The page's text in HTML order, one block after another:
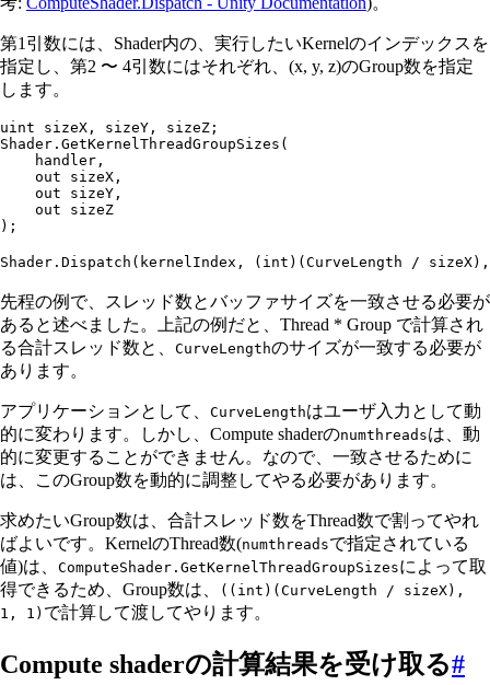
第1引数には、Shader内の、実行したいKernelのインデックスを
指定し、第2 〜 4引数にはそれぞれ、(x, y, z)のGroup数を指定
します。
uint sizeX , sizeY ,
sizeZ;
Shader . GetKernelThreadGroupSizes (
    handler
,
    out
sizeX ,
    out
sizeY ,
    out
sizeZ
);
Shader . Dispatch (kernelIndex , ( int )(CurveLength / sizeX) ,
先程の例で、スレッド数とバッファサイズを一致させる必要が
あると述べました。上記の例だと、Thread * Group で計算され
る合計スレッド数と、 CurveLengthのサイズが一致する必要が
あります。
アプリケーションとして、 CurveLengthはユーザ入力として動
的に変わります。しかし、Compute shaderのnumthreadsは、動
的に変更することができません。なので、一致させるために
は、このGroup数を動的に調整してやる必要があります。
求めたいGroup数は、合計スレッド数をThread数で割ってやれ
ばよいです。KernelのThread数(numthreadsで指定されている
値)は、 ComputeShader.GetKernelThreadGroupSizesによって取
得できるため、Group数は、
((int)(CurveLength / sizeX),
1, 1) で計算して渡してやります。
Compute shaderの計算結果を受け取る#